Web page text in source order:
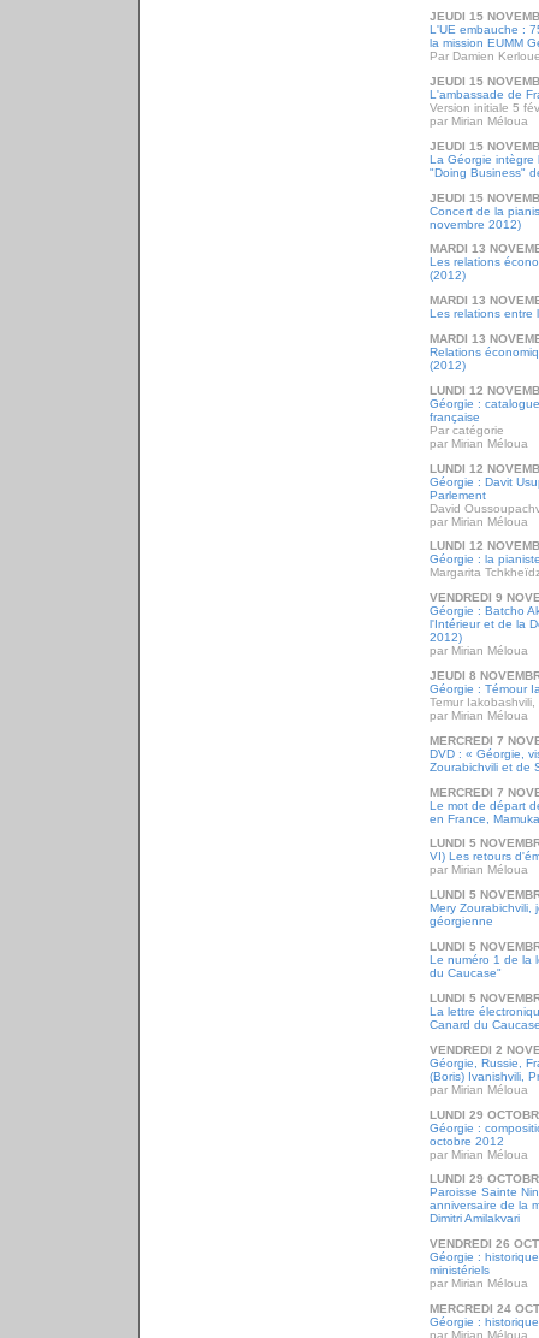
JEUDI 15
L'UE embauche :
la mission EUMM
Par Damien
JEUDI 15
L'ambassade de
Version initiale 5
par Mirian Méloua
JEUDI 15
La Géorgie intègre
"Doing Business"
JEUDI 15
Concert de la
novembre 2012)
MARDI 13
Les relations
(2012)
MARDI 13
Les relations entre
MARDI 13
Relations
(2012)
LUNDI 12
Géorgie :
française
Par catégorie
par Mirian Méloua
LUNDI 12
Géorgie : Davit
Parlement
David
par Mirian Méloua
LUNDI 12
Géorgie : la
Margarita
VENDREDI 9
Géorgie : Batcho
l'Intérieur et de la
2012)
par Mirian Méloua
JEUDI 8
Géorgie : Témour
Temur
par Mirian Méloua
MERCREDI 7
DVD : « Géorgie,
Zourabichvili et de
MERCREDI 7
Le mot de départ
en France,
LUNDI 5
VI) Les retours
par Mirian Méloua
LUNDI 5
Mery Zourabichvili,
géorgienne
LUNDI 5
Le numéro 1 de la
du Caucase"
LUNDI 5
La lettre
Canard du
VENDREDI 2
Géorgie, Russie,
(Boris) Ivanishvili,
par Mirian Méloua
LUNDI 29
Géorgie :
octobre 2012
par Mirian Méloua
LUNDI 29
Paroisse Sainte
anniversaire de la
Dimitri Amilakvari
VENDREDI 26
Géorgie :
ministériels
par Mirian Méloua
MERCREDI 24
Géorgie :
par Mirian Méloua